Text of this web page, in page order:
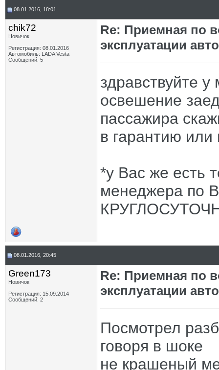
08.01.2016, 18:01
chik72
Новичок
Регистрация: 08.01.2016
Автомобиль: LADA Vesta
Сообщений: 5
Re: Приемная по
эксплуатации
здравствуйте
освешение
пассажира
в гарантию или
*у Вас же есть
менеджера по
08.01.2016, 20:45
Green173
Новичок
Регистрация: 15.09.2014
Сообщений: 2
Re: Приемная по
эксплуатации
Посмотрел
говоря в шоке
не крашеный